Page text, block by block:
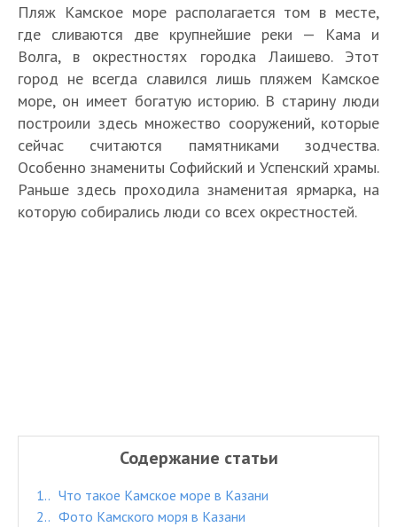
Пляж Камское море располагается том в месте,
где сливаются две крупнейшие реки — Кама и
Волга, в окрестностях городка Лаишево. Этот
город не всегда славился лишь пляжем Камское
море, он имеет богатую историю. В старину люди
построили здесь множество сооружений, которые
сейчас считаются памятниками зодчества.
Особенно знамениты Софийский и Успенский храмы.
Раньше здесь проходила знаменитая ярмарка, на
которую собирались люди со всех окрестностей.
Содержание статьи
1.
Что такое Камское море в Казани
2.
Фото Камского моря в Казани